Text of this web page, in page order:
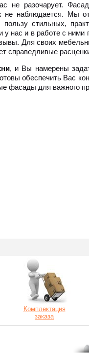
не разочарует.
наблюдается. Мы
пользу стильных,
нас и в работе с ними
Для своих
справедливые
, и Вы намерены
обеспечить Вас
фасады для важного
Комплектация
заказа